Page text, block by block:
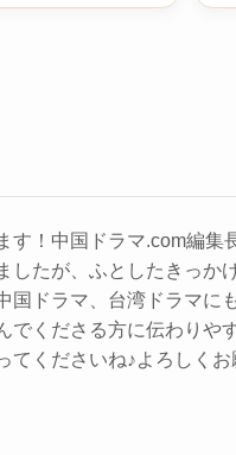
す！中国ドラマ.com編集
したが、ふとしたきっか
国ドラマ、台湾ドラマに
でくださる方に伝わりや
くださいね♪よろしくお